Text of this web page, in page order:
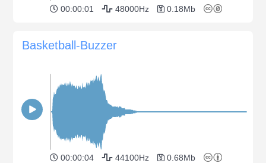
00:00:01 48000Hz 0.18Mb
Basketball-Buzzer
00:00:04 44100Hz 0.68Mb